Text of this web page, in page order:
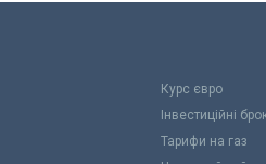
Курс євро
Інвестиційні
Тарифи на газ